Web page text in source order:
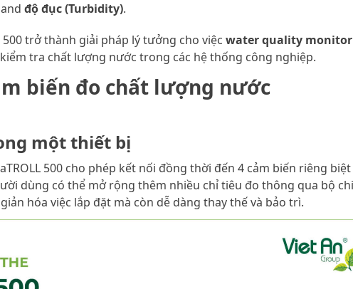
độ đục (Turbidity).
trở thành giải pháp lý tưởng cho việc water quality
tra chất lượng nước trong các hệ thống công nghiệp.
biến đo chất lượng nước
một thiết bị
500 cho phép kết nối đồng thời đến 4 cảm biến riêng biệt
dùng có thể mở rộng thêm nhiều chỉ tiêu đo thông qua bộ
hóa việc lắp đặt mà còn dễ dàng thay thế và bảo trì.